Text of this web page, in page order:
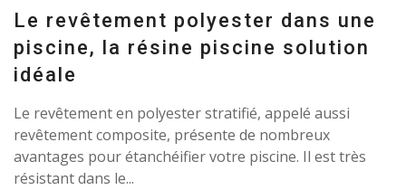
Le revêtement polyester dans une
piscine, la résine piscine solution
idéale
Le revêtement en polyester stratifié, appelé aussi
revêtement composite, présente de nombreux
avantages pour étanchéifier votre piscine. Il est très
résistant dans le...